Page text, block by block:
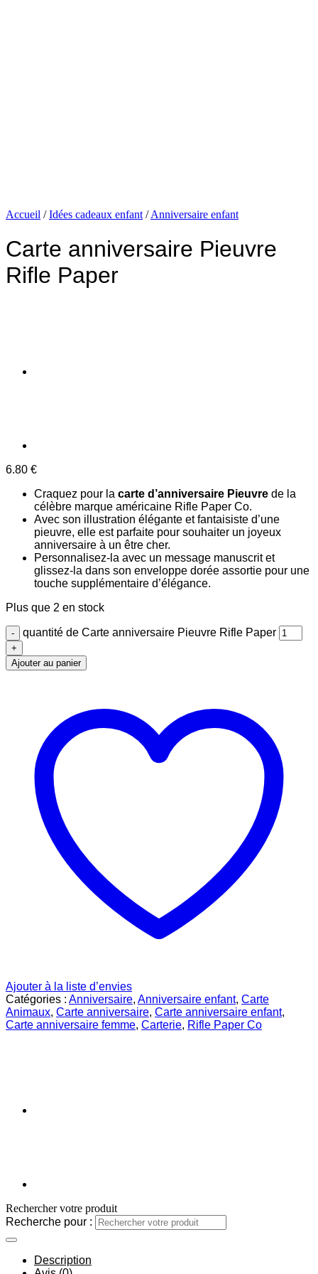
Accueil / Idées cadeaux enfant / Anniversaire enfant
Carte anniversaire Pieuvre
Rifle Paper
6.80 €
Craquez pour la carte d’anniversaire Pieuvre de la
célèbre marque américaine Rifle Paper Co.
Avec son illustration élégante et fantaisiste d’une
pieuvre, elle est parfaite pour souhaiter un joyeux
anniversaire à un être cher.
Personnalisez-la avec un message manuscrit et
glissez-la dans son enveloppe dorée assortie pour une
touche supplémentaire d’élégance.
Plus que 2 en stock
quantité de Carte anniversaire Pieuvre Rifle Paper
Ajouter au panier
Ajouter à la liste d’envies
Catégories : Anniversaire, Anniversaire enfant, Carte
Animaux, Carte anniversaire, Carte anniversaire enfant,
Carte anniversaire femme, Carterie, Rifle Paper Co
Rechercher votre produit
Recherche pour :
Description